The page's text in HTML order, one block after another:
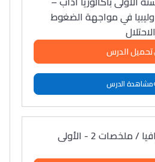
وليبيا في مواجهة الضغوط
تحميل الدرس
مشاهدة الدرس
التاريخ و الجغرافيا / ملخصات 2 - الأولى